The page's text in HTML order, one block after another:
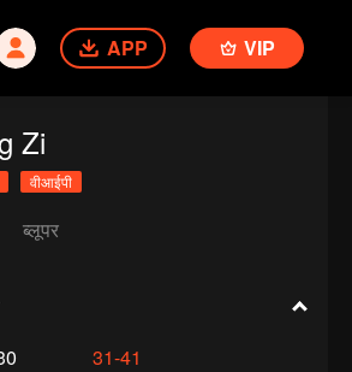
APP VIP
Zi
वीआईपी
ब्लूपर
31-41